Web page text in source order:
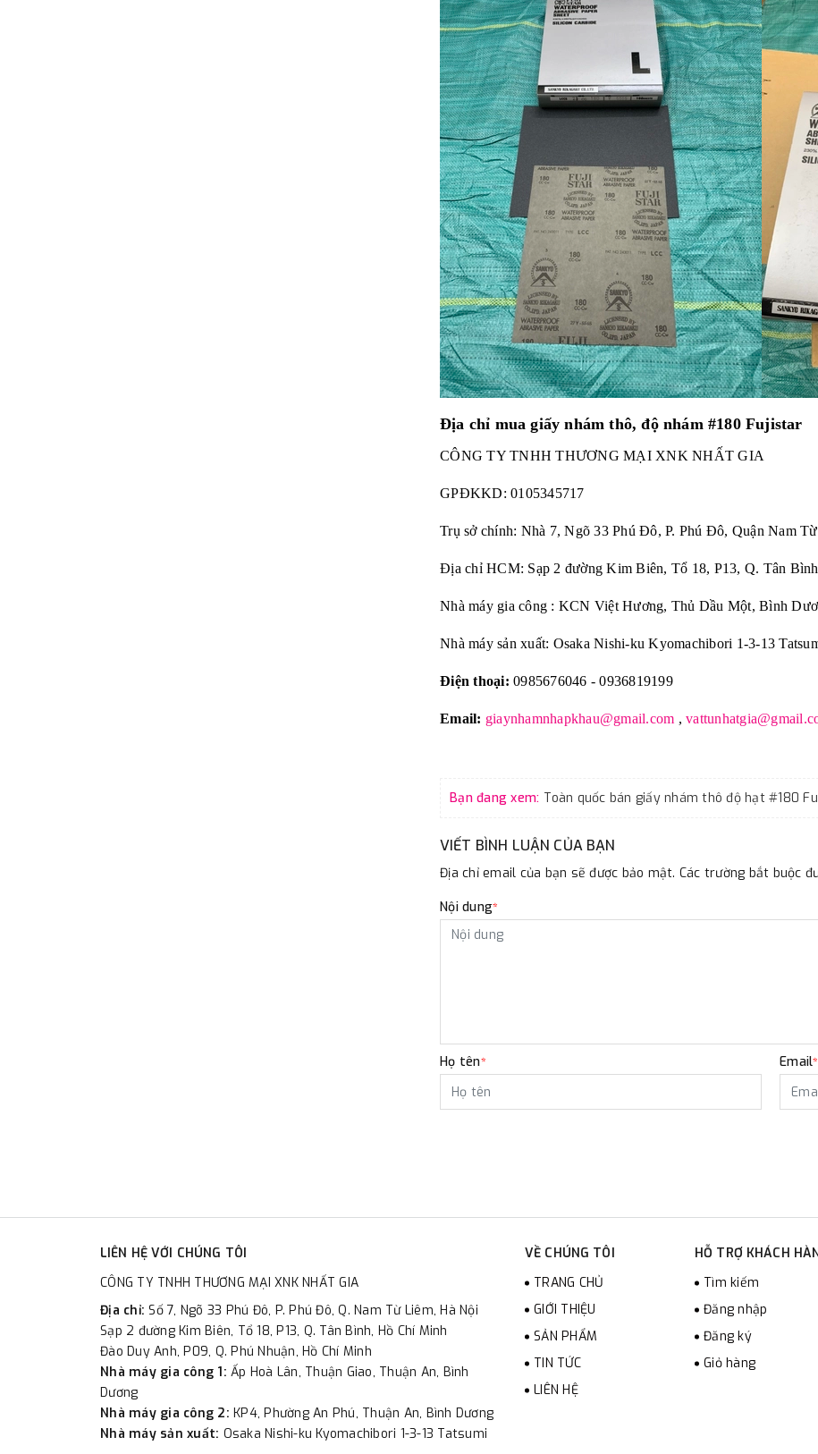
Địa chỉ mua giấy nhám thô, độ nhám #180 Fujistar
CÔNG TY TNHH THƯƠNG MẠI XNK NHẤT GIA
GPĐKKD: 0105345717
Trụ sở chính: Nhà 7, Ngõ 33 Phú Đô, P. Phú Đô, Quận Nam
Địa chỉ HCM: Sạp 2 đường Kim Biên, Tổ 18, P13, Q. Tân
Nhà máy gia công : KCN Việt Hương, Thủ Dầu Một, Bình
Nhà máy sản xuất: Osaka Nishi-ku Kyomachibori 1-3-13
Điện thoại: 0985676046 - 0936819199
Email: giaynhamnhapkhau@gmail.com ,
Bạn đang xem:
VIẾT BÌNH LUẬN CỦA BẠN
Địa chỉ email của bạn sẽ được bảo mật. Các trường bắt buộc
Nội dung*
Họ tên* Email*
LIÊN HỆ VỚI CHÚNG TÔI
CÔNG TY TNHH THƯƠNG MẠI XNK NHẤT GIA
Địa chỉ:Số 7, Ngõ 33 Phú Đô, P. Phú Đô, Q. Nam Từ Liêm, Hà Nội
Sạp 2 đường Kim Biên, Tổ 18, P13, Q. Tân Bình, Hồ Chí Minh
Đào Duy Anh, P09, Q. Phú Nhuận, Hồ Chí Minh
Nhà máy gia công 1: Ấp Hoà Lân, Thuận Giao, Thuận An, Bình
Dương
Nhà máy gia công 2: KP4, Phường An Phú, Thuận An, Bình Dương
Nhà máy sản xuất: Osaka Nishi-ku Kyomachibori 1-3-13 Tatsumi
VỀ CHÚNG TÔI
TRANG CHỦ
GIỚI THIỆU
SẢN PHẨM
TIN TỨC
LIÊN HỆ
HỖ TRỢ KHÁCH
Tìm kiếm
Đăng nhập
Đăng ký
Giỏ hàng